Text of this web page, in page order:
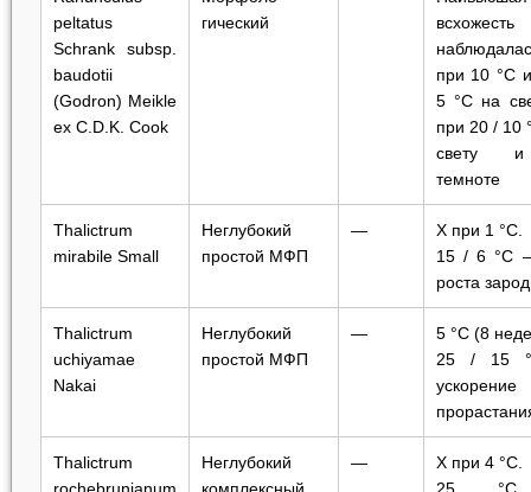
peltatus
Schrank subsp.
baudotii
(Godron) Meikle
ex C.D.K. Cook
гический
всхожесть
при 10 °С
5 °С на
при 20 / 10
свету
темноте
Thalictrum
mirabile Small
Неглубокий
простой МФП
—
Х при 1 °C.
15 / 6 °C
роста
Thalictrum
uchiyamae
Nakai
Неглубокий
простой МФП
—
5 °C (8
25 / 15
ускорение
Thalictrum
rochebrunianum
Неглубокий
комплексный
—
Х при 4 °C.
25